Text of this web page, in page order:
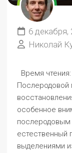
6 декабря,
Николай
Время чтения:
Послеродовой
особенное
послеродовым
выделениями